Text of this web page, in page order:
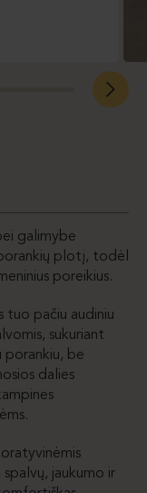
galimybe
plotį, todėl
poreikius.
tuo pačiu audiniu
sukuriant
porankiu, be
dalies
jaukumo ir